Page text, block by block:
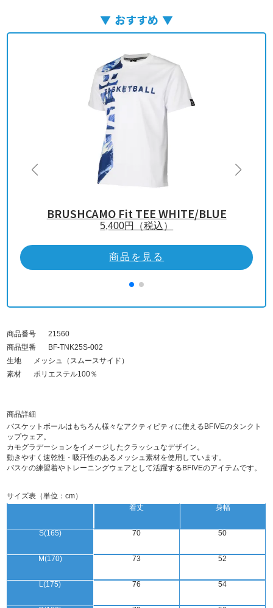
おすすめ
BRUSHCAMO Fit TEE WHITE/BLUE
5,400円（税込）
商品を見る
商品番号
21560
商品型番
BF-TNK25S-002
生地
メッシュ（スムースサイド）
素材
ポリエステル100％
商品詳細
バスケットボールはもちろん様々なアクティビティに使えるBFIVEのタンクト
ップウェア。
カモグラデーションをイメージしたクラッシュなデザイン。
動きやすく速乾性・吸汗性のあるメッシュ素材を使用しています。
バスケの練習着やトレーニングウェアとして活躍するBFIVEのアイテムです。
サイズ表（単位：cm）
S(165)
M(170)
L(175)
着丈
70
73
76
身幅
50
52
54